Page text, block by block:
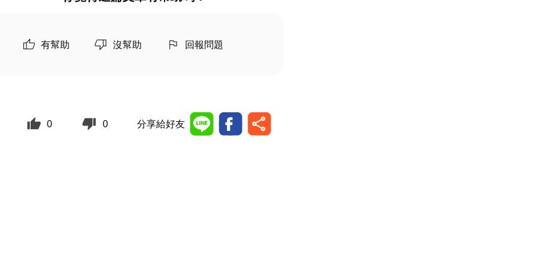
有幫助 沒幫助 回報問題
0 0 分享給好友